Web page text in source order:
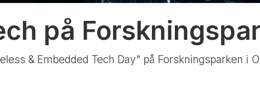
på
& Embedded Tech Day" på Forskningsparken i